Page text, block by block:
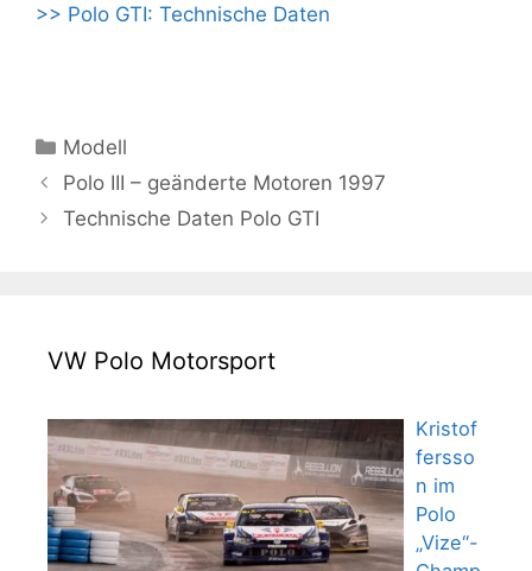
>> Polo GTI: Technische Daten
Kategorien
Modell
Polo III – geänderte Motoren 1997
Technische Daten Polo GTI
VW Polo Motorsport
Kristof
fersso
n im
Polo
„Vize“-